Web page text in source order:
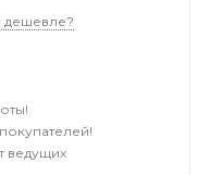
ведущих